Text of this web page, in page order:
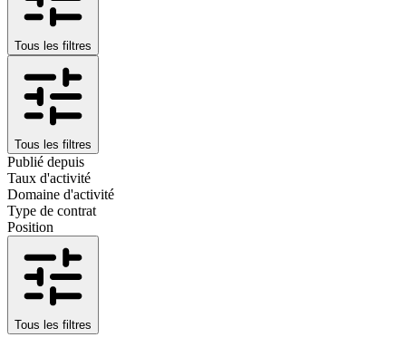
Tous les filtres
Tous les filtres
Publié depuis
Taux d'activité
Domaine d'activité
Type de contrat
Position
Tous les filtres